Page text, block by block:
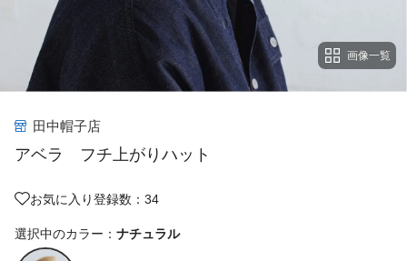
画像一覧
田中帽子店
アベラ フチ上がりハット
お気に入り登録数：34
選択中のカラー： ナチュラル